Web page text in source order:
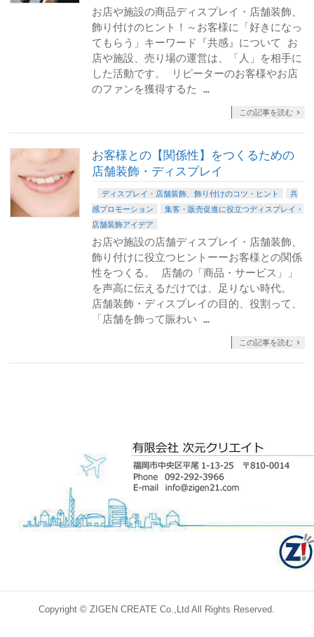
お店や施設の商品ディスプレイ・店舗装飾、
飾り付けのヒント！～お客様に「好きになっ
てもらう」キーワード『共感』について お
店や施設、売り場の運営は、「人」を相手に
した活動です。 リピーターのお客様やお店
のファンを獲得するた …
この記事を読む
お客様との【関係性】をつくるための
店舗装飾・ディスプレイ
ディスプレイ・店舗装飾、飾り付けのコツ・ヒント
共
感プロモーション
集客・販売促進に役立つディスプレイ・
店舗装飾アイデア
お店や施設の店舗ディスプレイ・店舗装飾、
飾り付けに役立つヒントーーお客様との関係
性をつくる。 店舗の「商品・サービス」」
を声高に伝えるだけでは、足りない時代。
店舗装飾・ディスプレイの目的、役割って、
「店舗を飾って賑わい …
この記事を読む
Copyright ©ZIGEN CREATE Co.,Ltd All Rights Reserved.